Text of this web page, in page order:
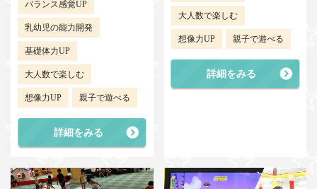
バランス感覚UP
乳幼児の能力開発
基礎体力UP
大人数で楽しむ
想像力UP 親子で遊べる
詳細をみる
大人数で楽しむ
想像力UP 親子で遊べる
詳細をみる